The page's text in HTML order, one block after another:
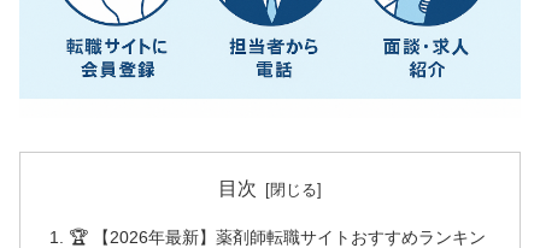
目次
🏆 【2026年最新】薬剤師転職サイトおすすめランキン